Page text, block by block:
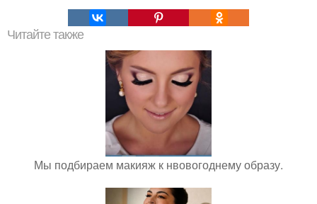
Читайте также
Мы подбираем макияж к нвовогоднему образу.